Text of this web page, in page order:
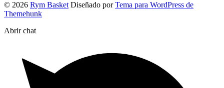
© 2026 Rym Basket Diseñado por Tema para WordPress de
Themehunk
Abrir chat